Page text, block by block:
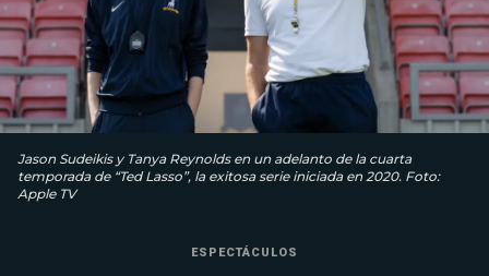
Jason Sudeikis y Tanya Reynolds en un adelanto de la cuarta
temporada de “Ted Lasso”, la exitosa serie iniciada en 2020. Foto:
Apple TV
ESPECTÁCULOS